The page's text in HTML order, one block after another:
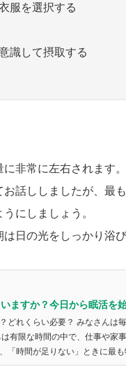
服を選択する
識して摂取する
非常に左右されます。
話ししましたが、最
にしましょう。
日の光をしっかり浴び
ますか？今日から眠活を
どれくらい必要？ みなさんは
有限な時間の中で、仕事や家
「時間が足りない」ときに最